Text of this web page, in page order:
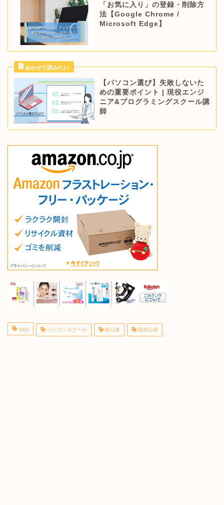
「お気に入り」の登録・削除方
法【Google Chrome /
Microsoft Edge】
【パソコン選び】失敗しないた
めの重要ポイント | 現役エンジ
ニア&プログラミングスクール講
師
VBA パソコンスクール 初心者 脱初心者